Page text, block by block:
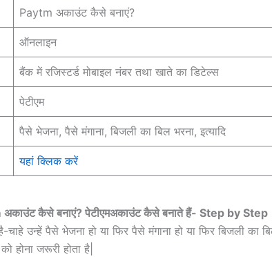
Paytm अकाउंट कैसे बनाएं?
ऑनलाइन
बैंक में रजिस्टर्ड मोबाइल नंबर तथा खाते का डिटेल्स
पेटीएम
पैसे भेजना, पैसे मंगाना, बिजली का बिल भरना, इत्यादि
यहां क्लिक करें
कैसे बनाएं? पेटीएमअकाउंट कैसे बनाते हैं- Step by Step
पैसे भेजना हो या फिर पैसे मंगाना हो या फिर बिजली का बिल
होना जरूरी होता है|